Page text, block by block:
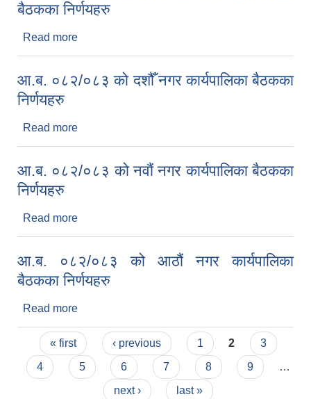
बैठकका निर्णयहरु
Read more
आ.ब. ०८२/०८३ को दशौँ नगर कार्यपालिका बैठकका
निर्णयहरु
Read more
आ.ब. ०८२/०८३ को नवौं नगर कार्यपालिका बैठकका
निर्णयहरु
Read more
आ.ब. ०८२/०८३ को आठौं नगर कार्यपालिका
बैठकका निर्णयहरु
Read more
Pages
« first ‹ previous 1 2
3
4
5 6 7 8 9
…
next ›
last »